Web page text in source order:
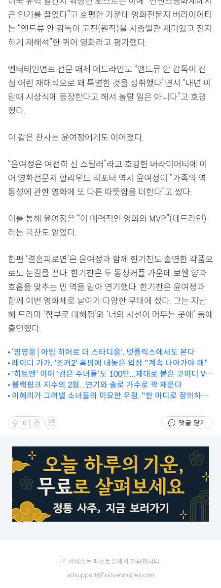
큰 인기를 끌었다”고 호평한 가운데 영화전문지 버라이어티
는 “앤드류 안 감독이 고전(원작)을 시종일관 재미있고 진지
하게 재해석”한 퀴어 영화라고 평가했다.
엔터테인먼트 전문 매체 데드라인도 “앤드류 안 감독이 진
심 어린 재해석으로 꽤 특별한 것을 성취했다”면서 “내년 이
맘때 시상식에 등장한다고 해서 놀랄 일은 아니다”고 호평
했다.
이 같은 찬사는 윤여정에게도 이어졌다.
“윤여정은 여전히 신 스틸러”라고 호평한 버라이어티에 이
어 영화전문지 할리우드 리포터 역시 윤여정이 “가족의 역
동성에 관한 영화에 또 다른 따뜻함을 더한다”고 썼다.
이를 통해 윤여정은 “이 매력적인 영화의 MVP”(데드라인)
라는 극찬도 얻었다.
한편 ‘결혼피로연’은 윤여정과 함께 한기찬도 출연한 작품으
로도 눈길을 끈다. 한기찬은 두 동성커플 가운데 보웬 양과
호흡을 맞추는 민 역을 맡아 연기했다. 한기찬은 윤여정과
함께 이번 영화제로 날아가 다양한 무대에 섰다. 그는 지난
해 드라마 ‘함부로 대해줘’와 ‘너의 시선이 머무는 곳에’ 등에
출연했다.
‘임영웅│아임 히어로 더 스타디움', 넷플릭스에서도 본다
레이디 가가, '조커2' 혹평에 내놓은 입장 "계속 나아가야 해"
'히트맨' 이어 '검은 수녀들'도 100만...제대로 붙은 코미디 VS
오컬트
블랙핑크 지수의 2월...연기와 솔로 가수로 꽉 채운다
이혜리가 그려낼 소녀들의 미묘한 우정, "한 마디로 정의하기
0 댓글 닫기
본 서비스는 패스트뷰에서 제공합니다.
adsupport@fastviewkorea.com